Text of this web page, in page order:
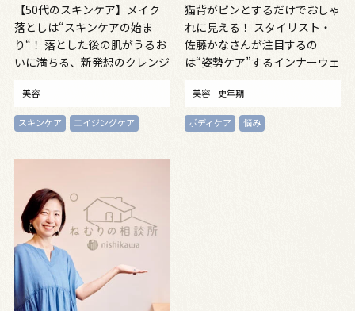
【50代のスキンケア】メイク
落としは“スキンケアの始ま
り“！ 落とした後の肌がうるお
いに満ちる、新発想のクレンジ
美容
スキンケア エイジングケア
猫背がピンとするだけでおしゃ
れに見える！ スタイリスト・
佐藤かなさんが注目するの
は“姿勢ケア”するインナーウェ
美容 更年期
ボディケア 悩み